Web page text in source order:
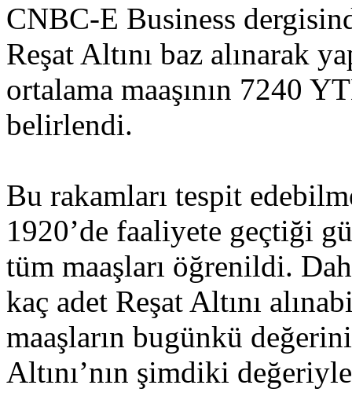
CNBC-E Business
Reşat Altını baz alınarak
ortalama maaşının 7240
belirlendi.
Bu rakamları tespit
1920’de faaliyete geçtiği
tüm maaşları öğrenildi.
kaç adet Reşat Altını
maaşların bugünkü
Altını’nın şimdiki